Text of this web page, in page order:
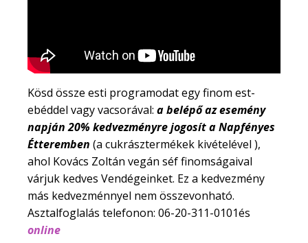
Kösd össze esti programodat egy finom est-
ebéddel vagy vacsorával: a belépő az esemény
napján 20% kedvezményre jogosít a Napfényes
Étteremben (a cukrásztermékek kivételével ),
ahol Kovács Zoltán vegán séf finomságaival
várjuk kedves Vendégeinket. Ez a kedvezmény
más kedvezménnyel nem összevonható.
Asztalfoglalás telefonon: 06-20-311-0101és
online